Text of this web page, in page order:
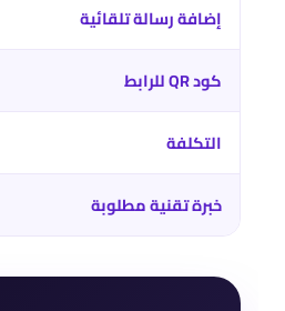
إضافة رسالة تلقائية
كود QR للرابط
التكلفة
خبرة تقنية مطلوبة